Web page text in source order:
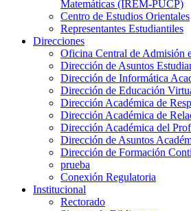
Matemáticas (IREM-PUCP)
Centro de Estudios Orientales
Representantes Estudiantiles
Direcciones
Oficina Central de Admisión
Dirección de Asuntos
Dirección de Informática
Dirección de Educación
Dirección Académica de
Dirección Académica de
Dirección Académica del
Dirección de Asuntos
Dirección de Formación
prueba
Conexión Regulatoria
Institucional
Rectorado